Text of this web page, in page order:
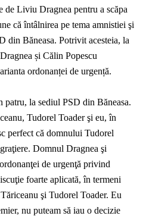
de Liviu Dragnea pentru a scăpa
că întâlnirea pe tema amnistiei şi
din Băneasa. Potrivit acesteia, la
și Călin Popescu
ordonanței de urgență.
patru, la sediul PSD din Băneasa.
Tudorel Toader şi eu, în
perfect că domnului Tudorel
Domnul Dragnea şi
de urgenţă privind
foarte aplicată, în termeni
şi Tudorel Toader. Eu
nu puteam să iau o decizie